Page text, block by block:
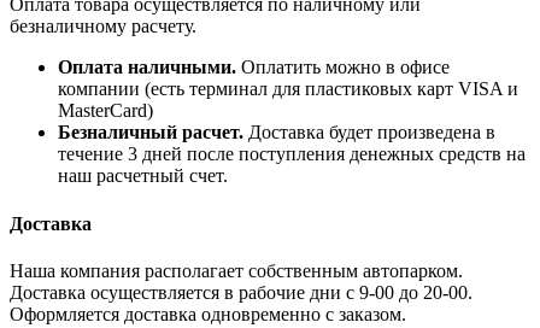
Оплата товара осуществляется по наличному или
безналичному расчету.
Оплата наличными. Оплатить можно в офисе
компании (есть терминал для пластиковых карт VISA и
MasterCard)
Безналичный расчет. Доставка будет произведена в
течение 3 дней после поступления денежных средств на
наш расчетный счет.
Доставка
Наша компания располагает собственным автопарком.
Доставка осуществляется в рабочие дни с 9-00 до 20-00.
Оформляется доставка одновременно с заказом.